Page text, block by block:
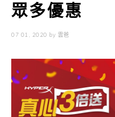
眾多優惠
07 01, 2020 by 雲爸